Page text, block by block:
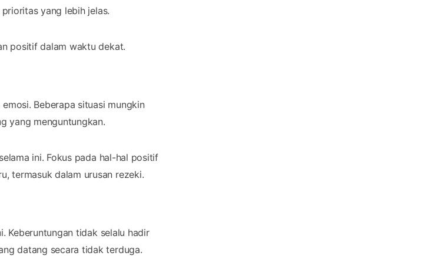
yang lebih jelas.
positif dalam waktu dekat.
Beberapa situasi mungkin
yang menguntungkan.
ini. Fokus pada hal-hal positif
termasuk dalam urusan rezeki.
Keberuntungan tidak selalu hadir
datang secara tidak terduga.